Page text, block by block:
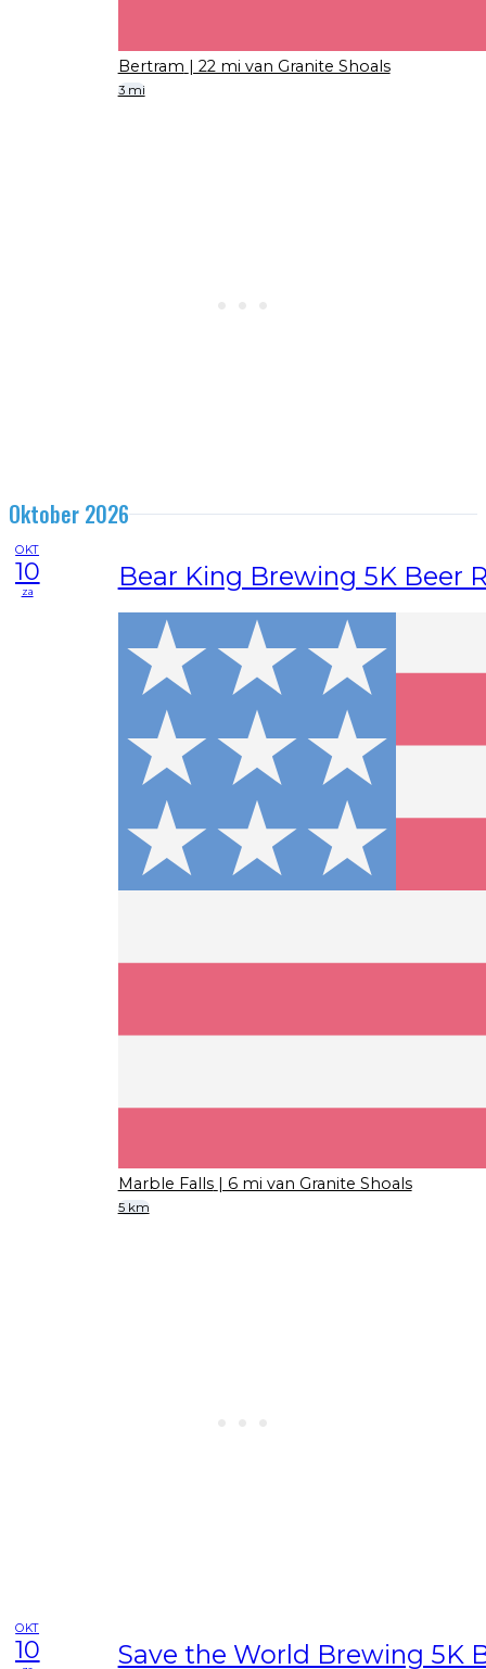
Bertram | 22 mi van Granite Shoals
3 mi
Oktober 2026
OKT
10
za Bear King Brewing 5K Beer
Marble Falls | 6 mi van Granite Shoals
5 km
OKT
10 Save the World Brewing 5K